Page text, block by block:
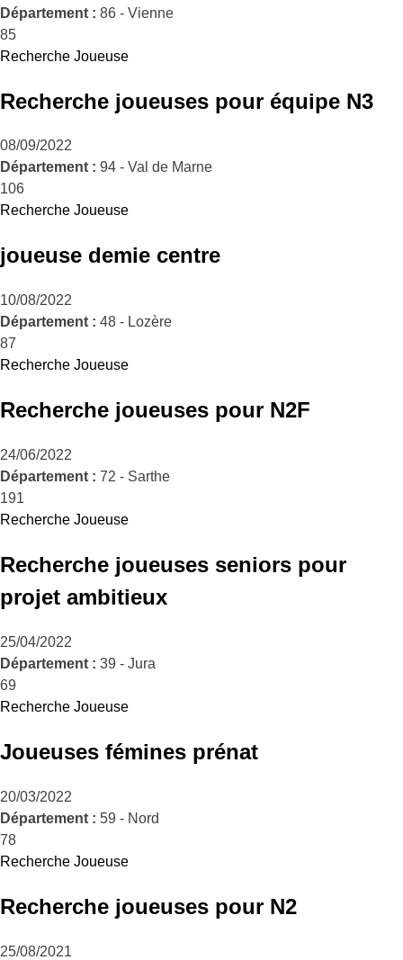
Département : 86 - Vienne
85
Recherche Joueuse
Recherche joueuses pour équipe N3
08/09/2022
Département : 94 - Val de Marne
106
Recherche Joueuse
joueuse demie centre
10/08/2022
Département : 48 - Lozère
87
Recherche Joueuse
Recherche joueuses pour N2F
24/06/2022
Département : 72 - Sarthe
191
Recherche Joueuse
Recherche joueuses seniors pour
projet ambitieux
25/04/2022
Département : 39 - Jura
69
Recherche Joueuse
Joueuses fémines prénat
20/03/2022
Département : 59 - Nord
78
Recherche Joueuse
Recherche joueuses pour N2
25/08/2021